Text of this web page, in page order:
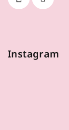
Instagram